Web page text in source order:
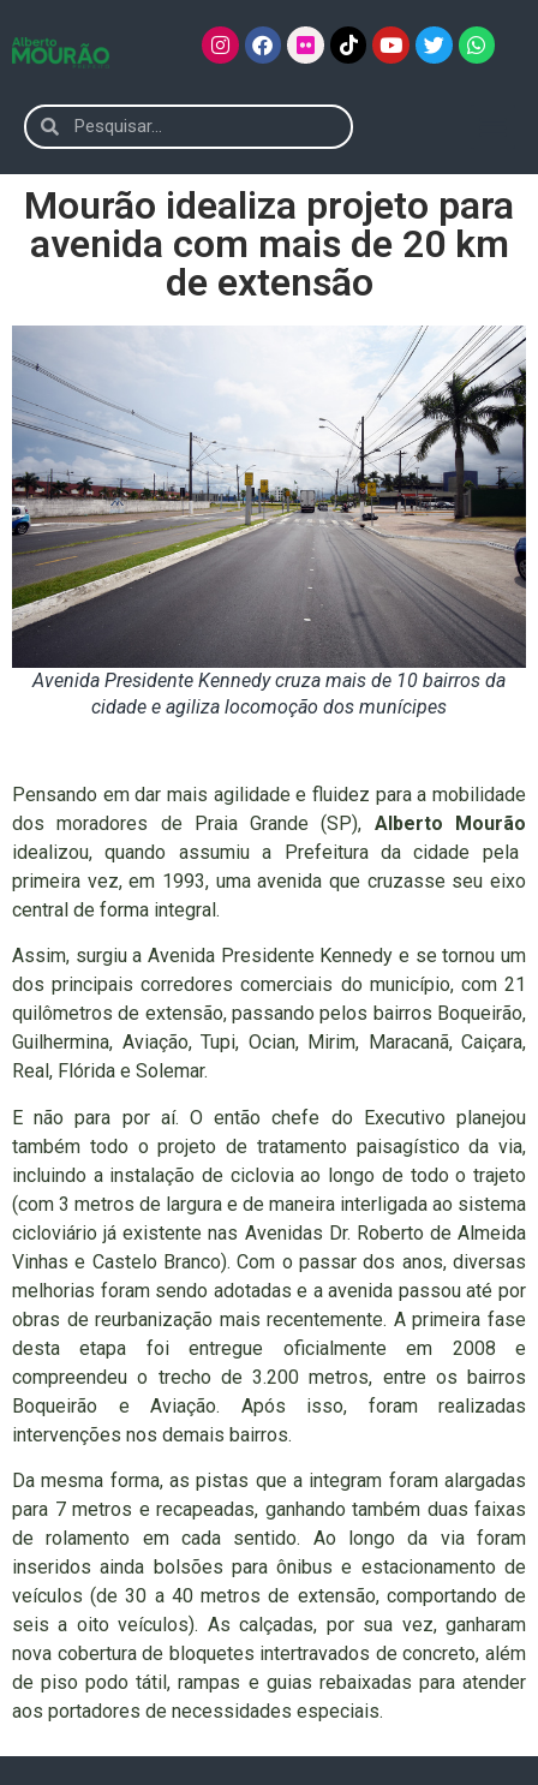
Mourão idealiza projeto para
avenida com mais de 20 km
de extensão
Avenida Presidente Kennedy cruza mais de 10 bairros da
cidade e agiliza locomoção dos munícipes
Pensando em dar mais agilidade e fluidez para a mobilidade
dos moradores de Praia Grande (SP), Alberto Mourão
idealizou, quando assumiu a Prefeitura da cidade pela
primeira vez, em 1993, uma avenida que cruzasse seu eixo
central de forma integral.
Assim, surgiu a Avenida Presidente Kennedy e se tornou um
dos principais corredores comerciais do município, com 21
quilômetros de extensão, passando pelos bairros Boqueirão,
Guilhermina, Aviação, Tupi, Ocian, Mirim, Maracanã, Caiçara,
Real, Flórida e Solemar.
E não para por aí. O então chefe do Executivo planejou
também todo o projeto de tratamento paisagístico da via,
incluindo a instalação de ciclovia ao longo de todo o trajeto
(com 3 metros de largura e de maneira interligada ao sistema
cicloviário já existente nas Avenidas Dr. Roberto de Almeida
Vinhas e Castelo Branco). Com o passar dos anos, diversas
melhorias foram sendo adotadas e a avenida passou até por
obras de reurbanização mais recentemente. A primeira fase
desta etapa foi entregue oficialmente em 2008 e
compreendeu o trecho de 3.200 metros, entre os bairros
Boqueirão e Aviação. Após isso, foram realizadas
intervenções nos demais bairros.
Da mesma forma, as pistas que a integram foram alargadas
para 7 metros e recapeadas, ganhando também duas faixas
de rolamento em cada sentido. Ao longo da via foram
inseridos ainda bolsões para ônibus e estacionamento de
veículos (de 30 a 40 metros de extensão, comportando de
seis a oito veículos). As calçadas, por sua vez, ganharam
nova cobertura de bloquetes intertravados de concreto, além
de piso podo tátil, rampas e guias rebaixadas para atender
aos portadores de necessidades especiais.